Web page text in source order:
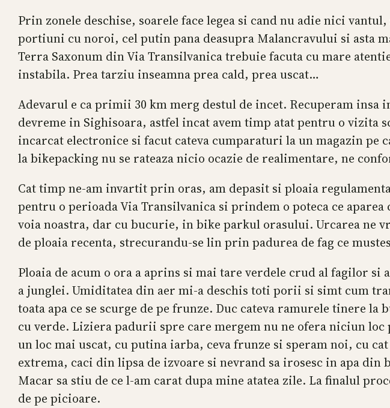
Prin zonele deschise, soarele face legea si cand nu adie nici
portiuni cu noroi, cel putin pana deasupra Malancravului si asta
Terra Saxonum din Via Transilvanica trebuie facuta cu mare
instabila. Prea tarziu inseamna prea cald, prea uscat…
Adevarul e ca primii 30 km merg destul de incet. Recuperam insa
devreme in Sighisoara, astfel incat avem timp atat pentru o
incarcat electronice si facut cateva cumparaturi la un magazin
la bikepacking nu se rateaza nicio ocazie de realimentare, ne
Cat timp ne-am invartit prin oras, am depasit si ploaia
pentru o perioada Via Transilvanica si prindem o poteca ce
voia noastra, dar cu bucurie, in bike parkul orasului. Urcarea ne
de ploaia recenta, strecurandu-se lin prin padurea de fag ce
Ploaia de acum o ora a aprins si mai tare verdele crud al fagilor
a junglei. Umiditatea din aer mi-a deschis toti porii si simt cum
toata apa ce se scurge de pe frunze. Duc cateva ramurele tinere
cu verde. Liziera padurii spre care mergem nu ne ofera niciun
un loc mai uscat, cu putina iarba, ceva frunze si speram noi, cu
extrema, caci din lipsa de izvoare si nevrand sa irosesc in apa
Macar sa stiu de ce l-am carat dupa mine atatea zile. La finalul
de pe picioare.